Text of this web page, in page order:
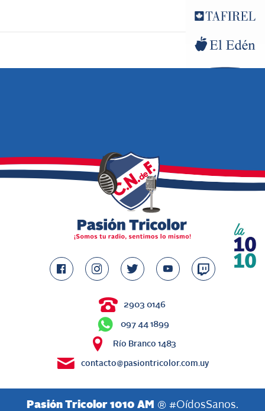
2903 0146
097 44 1899
Río Branco 1483
contacto@pasiontricolor.com.uy
Pasión Tricolor 1010 AM ® #OídosSanos.